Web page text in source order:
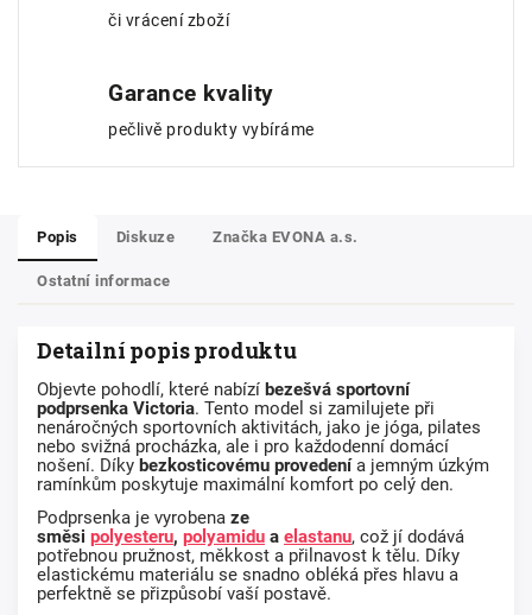
či vrácení zboží
Garance kvality
pečlivě produkty vybíráme
Popis Diskuze Značka EVONA a.s.
Ostatní informace
Detailní popis produktu
Objevte pohodlí, které nabízí bezešvá sportovní
podprsenka Victoria. Tento model si zamilujete při
nenáročných sportovních aktivitách, jako je jóga, pilates
nebo svižná procházka, ale i pro každodenní domácí
nošení. Díky bezkosticovému provedení a jemným úzkým
ramínkům poskytuje maximální komfort po celý den.
Podprsenka je vyrobena ze
směsi polyesteru, polyamidu a elastanu, což jí dodává
potřebnou pružnost, měkkost a přilnavost k tělu. Díky
elastickému materiálu se snadno obléká přes hlavu a
perfektně se přizpůsobí vaší postavě.